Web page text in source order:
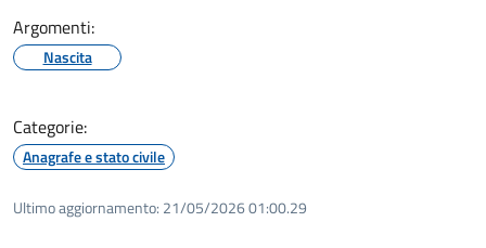
Argomenti:
Nascita
Categorie:
Anagrafe e stato civile
Ultimo aggiornamento: 21/05/2026 01:00.29